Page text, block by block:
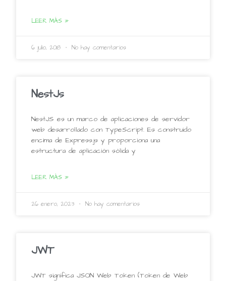
LEER MÁS »
6 julio, 2018 No hay comentarios
NestJs
NestJS es un marco de aplicaciones de servidor
web desarrollado con TypeScript. Es construido
encima de Express.js y proporciona una
estructura de aplicación sólida y
LEER MÁS »
26 enero, 2023 No hay comentarios
JWT
JWT significa JSON Web Token (Token de Web